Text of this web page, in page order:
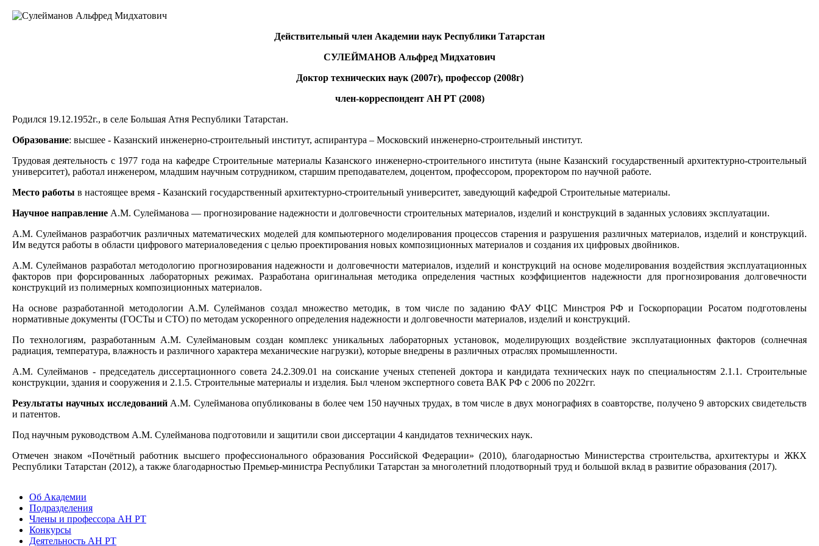
Действительный член Академии наук Республики Татарстан
СУЛЕЙМАНОВ Альфред Мидхатович
Доктор технических наук (2007г), профессор (2008г)
член-корреспондент АН РТ (2008)
Родился 19.12.1952г., в селе Большая Атня Республики Татарстан.
Образование: высшее - Казанский инженерно-строительный институт, аспирантура – Московский инженерно-строительный институт.
Трудовая деятельность с 1977 года на кафедре Строительные материалы Казанского инженерно-строительного института (ныне Казанский государственный архитектурно-строительный
университет), работал инженером, младшим научным сотрудником, старшим преподавателем, доцентом, профессором, проректором по научной работе.
Место работы в настоящее время - Казанский государственный архитектурно-строительный университет, заведующий кафедрой Строительные материалы.
Научное направление А.М. Сулейманова — прогнозирование надежности и долговечности строительных материалов, изделий и конструкций в заданных условиях эксплуатации.
А.М. Сулейманов разработчик различных математических моделей для компьютерного моделирования процессов старения и разрушения различных материалов, изделий и конструкций.
Им ведутся работы в области цифрового материаловедения с целью проектирования новых композиционных материалов и создания их цифровых двойников.
А.М. Сулейманов разработал методологию прогнозирования надежности и долговечности материалов, изделий и конструкций на основе моделирования воздействия эксплуатационных
факторов при форсированных лабораторных режимах. Разработана оригинальная методика определения частных коэффициентов надежности для прогнозирования долговечности
конструкций из полимерных композиционных материалов.
На основе разработанной методологии А.М. Сулейманов создал множество методик, в том числе по заданию ФАУ ФЦС Минстроя РФ и Госкорпорации Росатом подготовлены
нормативные документы (ГОСТы и СТО) по методам ускоренного определения надежности и долговечности материалов, изделий и конструкций.
По технологиям, разработанным А.М. Сулеймановым создан комплекс уникальных лабораторных установок, моделирующих воздействие эксплуатационных факторов (солнечная
радиация, температура, влажность и различного характера механические нагрузки), которые внедрены в различных отраслях промышленности.
А.М. Сулейманов - председатель диссертационного совета 24.2.309.01 на соискание ученых степеней доктора и кандидата технических наук по специальностям 2.1.1. Строительные
конструкции, здания и сооружения и 2.1.5. Строительные материалы и изделия. Был членом экспертного совета ВАК РФ с 2006 по 2022гг.
Результаты научных исследованийА.М. Сулейманова опубликованы в более чем 150 научных трудах, в том числе в двух монографиях в соавторстве, получено 9 авторских свидетельств
и патентов.
Под научным руководством А.М. Сулейманова подготовили и защитили свои диссертации 4 кандидатов технических наук.
Отмечен знаком «Почётный работник высшего профессионального образования Российской Федерации» (2010), благодарностью Министерства строительства, архитектуры и ЖКХ
Республики Татарстан (2012), а также благодарностью Премьер-министра Республики Татарстан за многолетний плодотворный труд и большой вклад в развитие образования (2017).
Об Академии
Подразделения
Члены и профессора АН РТ
Конкурсы
Деятельность АН РТ